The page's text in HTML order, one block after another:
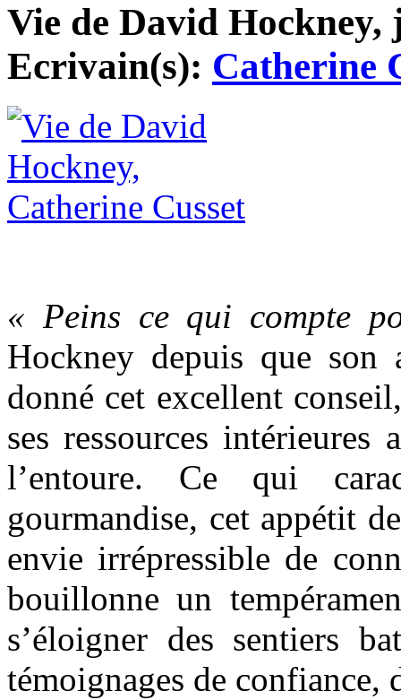
Vie de David Hockney,
Ecrivain(s): Catherine
« Peins ce qui compte
Hockney depuis que
donné cet excellent
ses ressources
l’entoure. Ce qui
gourmandise, cet appétit
envie irrépressible de
bouillonne un
s’éloigner des sentiers
témoignages de confiance,